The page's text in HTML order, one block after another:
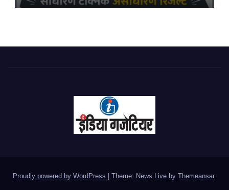
Proudly powered by WordPress | Theme: News Live by Themeansar.